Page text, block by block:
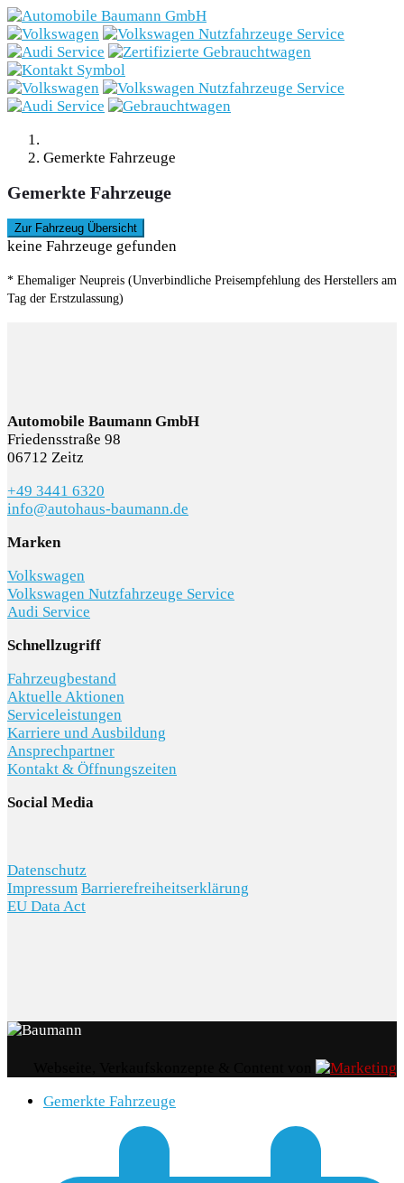
Marken
Fahrzeugbestand
Service
Gewerbekunden
E-Mobilität
Unternehmen
SCHNELLEINSTIEG
KONTAKT/ANFAHRT
SERVICETERMIN
Gemerkte Fahrzeuge
Gemerkte Fahrzeuge
Zur Fahrzeug Übersicht
keine Fahrzeuge gefunden
* Ehemaliger Neupreis (Unverbindliche Preisempfehlung des Herstellers am
Tag der Erstzulassung)
Automobile Baumann GmbH
Friedensstraße 98
06712 Zeitz
+49 3441 6320
info@autohaus-baumann.de
Marken
Volkswagen
Volkswagen Nutzfahrzeuge Service
Audi Service
Schnellzugriff
Fahrzeugbestand
Aktuelle Aktionen
Serviceleistungen
Karriere und Ausbildung
Ansprechpartner
Kontakt & Öffnungszeiten
Social Media
Datenschutz
Impressum Barrierefreiheitserklärung
EU Data Act
Gemerkte Fahrzeuge